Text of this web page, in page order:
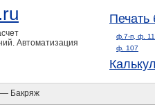
Автоматизация
Печать
ф.7-п, ф.
ф. 107
— Бакряж